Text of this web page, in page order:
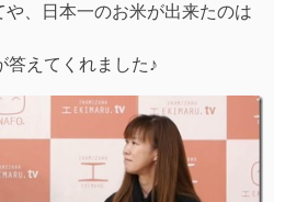
、日本一のお米が出来たのは
答えてくれました♪